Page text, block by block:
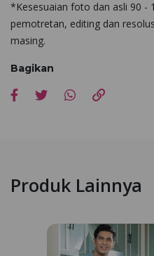
*Kesesuaian foto dan asli 90 -
pemotretan, editing dan
masing.
Bagikan
Produk Lainnya